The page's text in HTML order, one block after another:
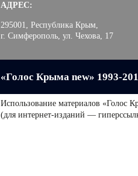
АДРЕС:
295001, Республика Крым,
г. Симферополь, ул. Чехова, 17
«Голос Крыма new» 1993-
Использование материалов «Голос
(для интернет-изданий —